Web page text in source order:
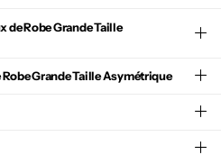
Robe Grande Taille
Robe Grande Taille Asymétrique